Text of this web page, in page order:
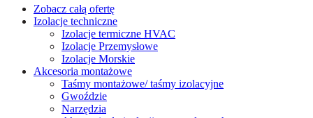
Zobacz całą ofertę
Izolacje techniczne
Izolacje termiczne HVAC
Izolacje Przemysłowe
Izolacje Morskie
Akcesoria montażowe
Taśmy montażowe/ taśmy izolacyjne
Gwoździe
Narzędzia